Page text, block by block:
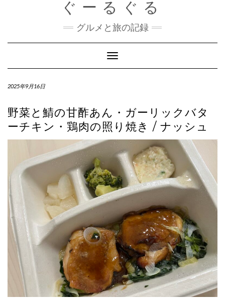
ぐーるぐる
グルメと旅の記録
Toggle
Navigation
2025年9月16日
野菜と鯖の甘酢あん・ガーリックバタ
ーチキン・鶏肉の照り焼き / ナッシュ